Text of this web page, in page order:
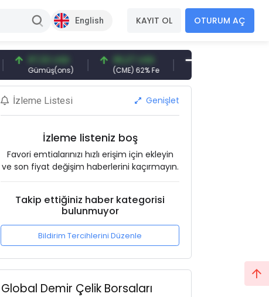
English KAYIT OL OTURUM AÇ
97,32 USD
Gümüş(ons)
96,27 USD
(CME) 62% Fe
377,25 USD
Gemi Söküm
İzleme Listesi Genişlet
İzleme listeniz boş
Favori emtialarınızı hızlı erişim için ekleyin
ve son fiyat değişim haberlerini kaçırmayın.
Takip ettiğiniz haber kategorisi
bulunmuyor
Bildirim Tercihlerini Düzenle
Global Demir Çelik Borsaları